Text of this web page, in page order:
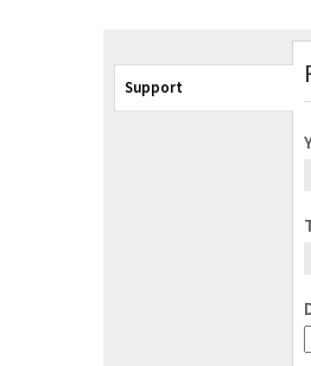
Support